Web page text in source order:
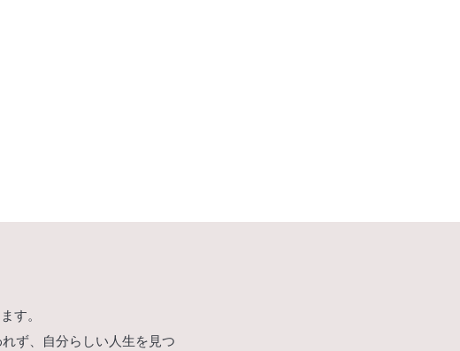
す。
ず、自分らしい人生を見つ